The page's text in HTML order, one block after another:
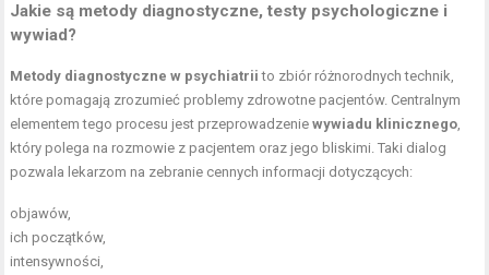
Jakie są metody diagnostyczne, testy psychologiczne i
wywiad?
Metody diagnostyczne w psychiatrii to zbiór różnorodnych technik,
które pomagają zrozumieć problemy zdrowotne pacjentów. Centralnym
elementem tego procesu jest przeprowadzeniewywiadu klinicznego,
który polega na rozmowie z pacjentem oraz jego bliskimi. Taki dialog
pozwala lekarzom na zebranie cennych informacji dotyczących:
objawów,
ich początków,
intensywności,